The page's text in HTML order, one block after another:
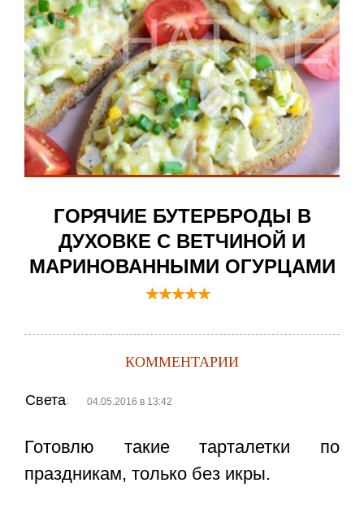
ГОРЯЧИЕ БУТЕРБРОДЫ В
ДУХОВКЕ С ВЕТЧИНОЙ И
МАРИНОВАННЫМИ ОГУРЦАМИ
КОММЕНТАРИИ
Света: 04.05.2016 в 13:42
Готовлю такие тарталетки по
праздникам, только без икры.